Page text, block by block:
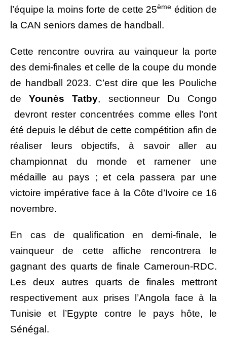
l’équipe la moins forte de cette 25ème édition de
la CAN seniors dames de handball.
Cette rencontre ouvrira au vainqueur la porte
des demi-finales et celle de la coupe du monde
de handball 2023. C’est dire que les Pouliche
deYounès Tatby, sectionneur Du Congo
devront rester concentrées comme elles l’ont
été depuis le début de cette compétition afin de
réaliser leurs objectifs, à savoir aller au
championnat du monde et ramener une
médaille au pays ; et cela passera par une
victoire impérative face à la Côte d’Ivoire ce 16
novembre.
En cas de qualification en demi-finale, le
vainqueur de cette affiche rencontrera le
gagnant des quarts de finale Cameroun-RDC.
Les deux autres quarts de finales mettront
respectivement aux prises l’Angola face à la
Tunisie et l’Egypte contre le pays hôte, le
Sénégal.